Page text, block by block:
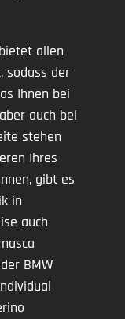
bietet allen
sodass der
Ihnen bei
auch bei
stehen
Ihres
gibt es
in
auch
BMW